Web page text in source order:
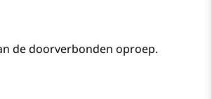
de doorverbonden oproep.